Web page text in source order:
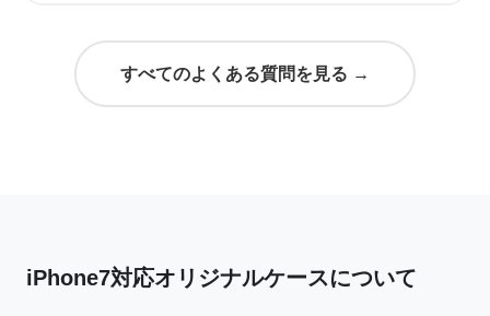
すべてのよくある質問を見る →
iPhone7対応オリジナルケースについて